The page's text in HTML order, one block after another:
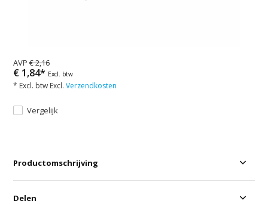
AVP€ 2,16
€ 1,84* Excl. btw
* Excl. btw Excl.Verzendkosten
Vergelijk
Productomschrijving
Delen